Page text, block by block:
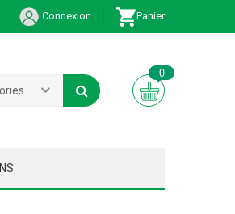
Connexion Panier
0